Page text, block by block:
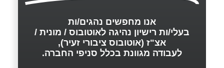
אנו מחפשים נהגים/ות
בעלי/ות רישיון נהיגה לאוטובוס / מונית /
אצ"ז (אוטובוס ציבורי זעיר),
לעבודה מגוונת בכלל סניפי החברה.